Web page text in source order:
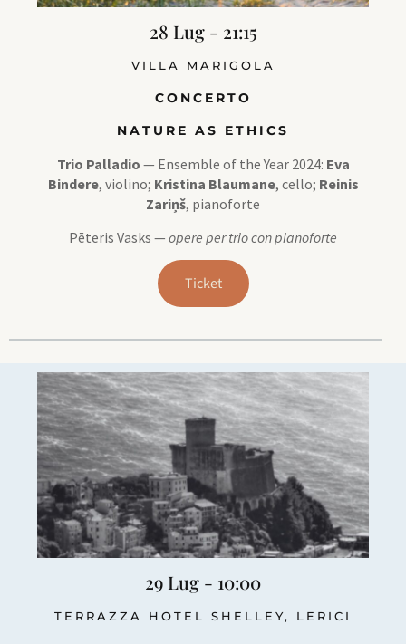
28 Lug - 21:15
VILLA MARIGOLA
CONCERTO
NATURE AS ETHICS
Trio Palladio — Ensemble of the Year 2024: Eva
Bindere, violino; Kristina Blaumane, cello; Reinis
Zariņš, pianoforte
Pēteris Vasks — opere per trio con pianoforte
Ticket
29 Lug - 10:00
TERRAZZA HOTEL SHELLEY, LERICI